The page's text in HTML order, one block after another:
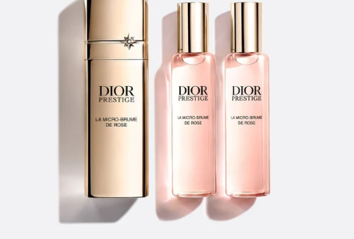
Open
media